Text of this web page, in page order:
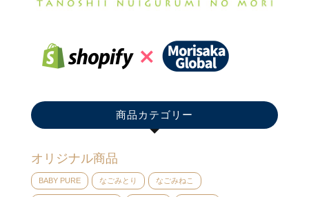
商品カテゴリー
オリジナル商品
BABY PURE なごみとり なごみねこ